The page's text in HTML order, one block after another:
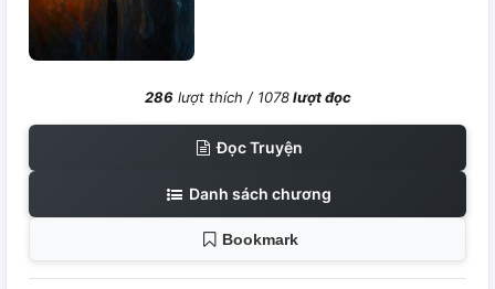
286lượt thích / 1078lượt đọc
Đọc Truyện
Danh sách chương
Bookmark